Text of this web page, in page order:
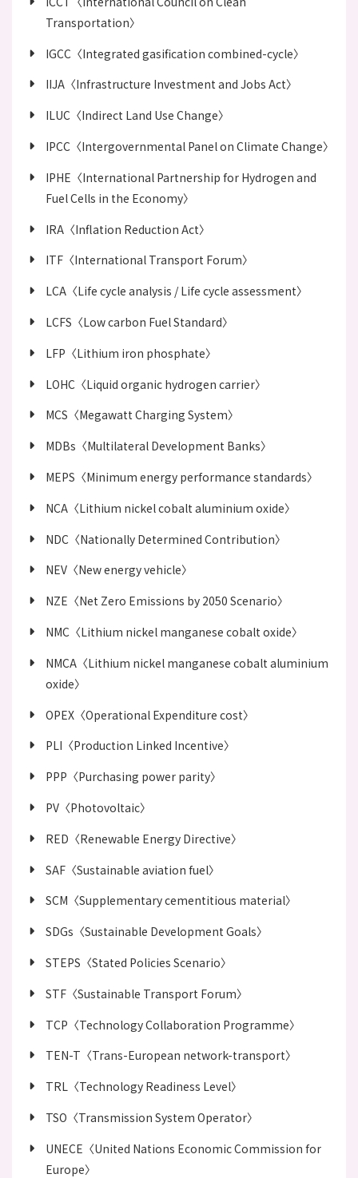
Transportation〉
IGCC〈Integrated gasification combined-cycle〉
IIJA〈Infrastructure Investment and Jobs Act〉
ILUC〈Indirect Land Use Change〉
IPCC〈Intergovernmental Panel on Climate Change〉
IPHE〈International Partnership for Hydrogen and
Fuel Cells in the Economy〉
IRA〈Inflation Reduction Act〉
ITF〈International Transport Forum〉
LCA〈Life cycle analysis / Life cycle assessment〉
LCFS〈Low carbon Fuel Standard〉
LFP〈Lithium iron phosphate〉
LOHC〈Liquid organic hydrogen carrier〉
MCS〈Megawatt Charging System〉
MDBs〈Multilateral Development Banks〉
MEPS〈Minimum energy performance standards〉
NCA〈Lithium nickel cobalt aluminium oxide〉
NDC〈Nationally Determined Contribution〉
NEV〈New energy vehicle〉
NZE〈Net Zero Emissions by 2050 Scenario〉
NMC〈Lithium nickel manganese cobalt oxide〉
NMCA〈Lithium nickel manganese cobalt aluminium
oxide〉
OPEX〈Operational Expenditure cost〉
PLI〈Production Linked Incentive〉
PPP〈Purchasing power parity〉
PV〈Photovoltaic〉
RED〈Renewable Energy Directive〉
SAF〈Sustainable aviation fuel〉
SCM〈Supplementary cementitious material〉
SDGs〈Sustainable Development Goals〉
STEPS〈Stated Policies Scenario〉
STF〈Sustainable Transport Forum〉
TCP〈Technology Collaboration Programme〉
TEN-T〈Trans-European network-transport〉
TRL〈Technology Readiness Level〉
TSO〈Transmission System Operator〉
UNECE〈United Nations Economic Commission for
Europe〉